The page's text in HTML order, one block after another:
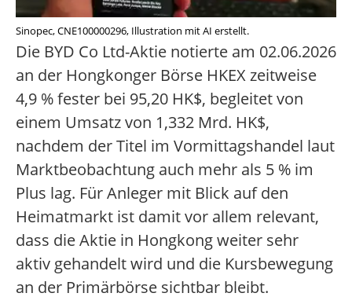
Sinopec, CNE100000296, Illustration mit AI erstellt.
Die BYD Co Ltd-Aktie notierte am 02.06.2026
an der Hongkonger Börse HKEX zeitweise
4,9 % fester bei 95,20 HK$, begleitet von
einem Umsatz von 1,332 Mrd. HK$,
nachdem der Titel im Vormittagshandel laut
Marktbeobachtung auch mehr als 5 % im
Plus lag. Für Anleger mit Blick auf den
Heimatmarkt ist damit vor allem relevant,
dass die Aktie in Hongkong weiter sehr
aktiv gehandelt wird und die Kursbewegung
an der Primärbörse sichtbar bleibt.